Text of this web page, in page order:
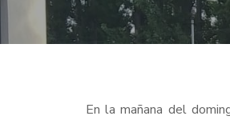
En la mañana del